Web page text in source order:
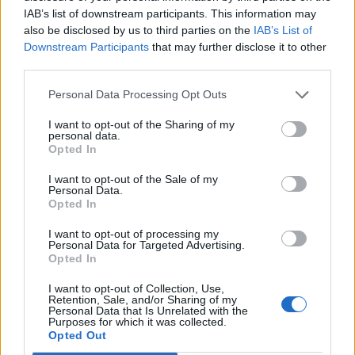
IAB’s list of downstream participants. This information may
also be disclosed by us to third parties on the IAB’s List of
Downstream Participants that may further disclose it to other
Personal Data Processing Opt Outs
I want to opt-out of the Sharing of my
personal data.
Opted In
I want to opt-out of the Sale of my
Personal Data.
Opted In
I want to opt-out of processing my
Personal Data for Targeted Advertising.
Opted In
I want to opt-out of Collection, Use,
Retention, Sale, and/or Sharing of my
Personal Data that Is Unrelated with the
Purposes for which it was collected.
Opted Out
Best of Crete